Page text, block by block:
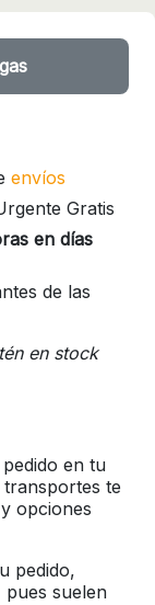
envíos
Gratis
en días
de las
en stock
en tu
transportes te
opciones
pedido,
pues suelen